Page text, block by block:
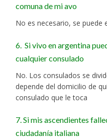
comuna de mi avo
No es necesario, se puede
6. Si vivo en argentina
cualquier consulado
No. Los consulados se
depende del domicilio de
consulado que le toca
7. Si mis ascendientes
ciudadanía italiana